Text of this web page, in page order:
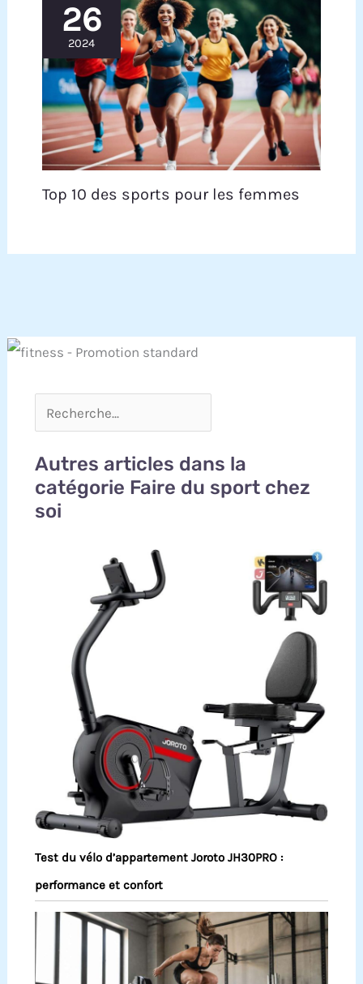
26
2024
Top 10 des sports pour les femmes
Autres articles dans la
catégorie Faire du sport chez
soi
Test du vélo d’appartement Joroto JH30PRO :
performance et confort